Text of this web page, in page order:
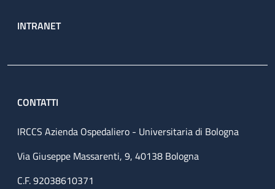
INTRANET
CONTATTI
IRCCS Azienda Ospedaliero - Universitaria di Bologna
Via Giuseppe Massarenti, 9, 40138 Bologna
C.F. 92038610371